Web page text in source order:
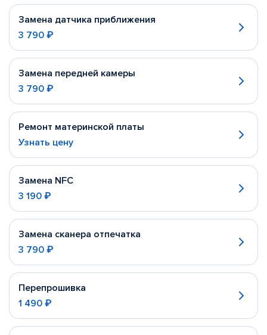
Замена датчика приближения
3 790 ₽
Замена передней камеры
3 790 ₽
Ремонт материнской платы
Узнать цену
Замена NFC
3 190 ₽
Замена сканера отпечатка
3 790 ₽
Перепрошивка
1 490 ₽